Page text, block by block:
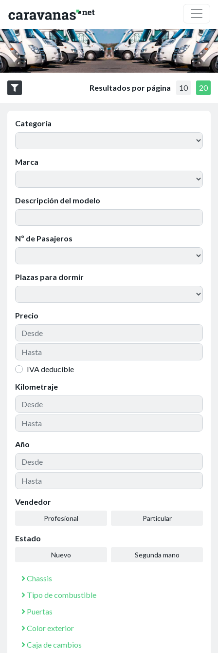
Resultados por página 10 20
Categoría
Marca
Descripción del modelo
Nº de Pasajeros
Plazas para dormir
Precio
IVA deducible
Kilometraje
Año
Vendedor
Profesional Particular
Estado
Nuevo Segunda mano
Chassis
Tipo de combustible
Puertas
Color exterior
Caja de cambios